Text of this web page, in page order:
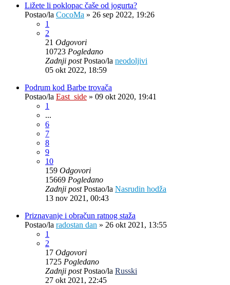
Ližete li poklopac čaše od jogurta?
Postao/la CocoMa » 26 sep 2022, 19:26
1
2
21 Odgovori
10723 Pogledano
Zadnji postPostao/la neodoljivi
05 okt 2022, 18:59
Podrum kod Barbe trovača
Postao/la East_side » 09 okt 2020, 19:41
1
...
6
7
8
9
10
159 Odgovori
15669 Pogledano
Zadnji postPostao/la Nasrudin hodža
13 nov 2021, 00:43
Priznavanje i obračun ratnog staža
Postao/la radostan dan » 26 okt 2021, 13:55
1
2
17 Odgovori
1725 Pogledano
Zadnji postPostao/la Russki
27 okt 2021, 22:45